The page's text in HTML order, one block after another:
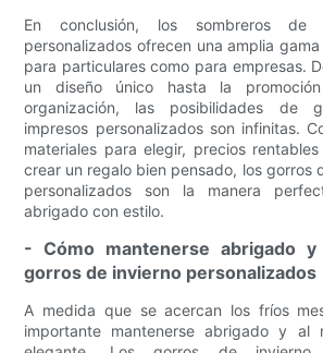
En conclusión, los sombreros de
personalizados ofrecen una amplia
para particulares como para empresas.
un diseño único hasta la
organización, las posibilidades de
impresos personalizados son infinitas.
materiales para elegir, precios
crear un regalo bien pensado, los gorros
personalizados son la manera
abrigado con estilo.
- Cómo mantenerse abrigado
gorros de invierno personalizados
A medida que se acercan los fríos
importante mantenerse abrigado y al